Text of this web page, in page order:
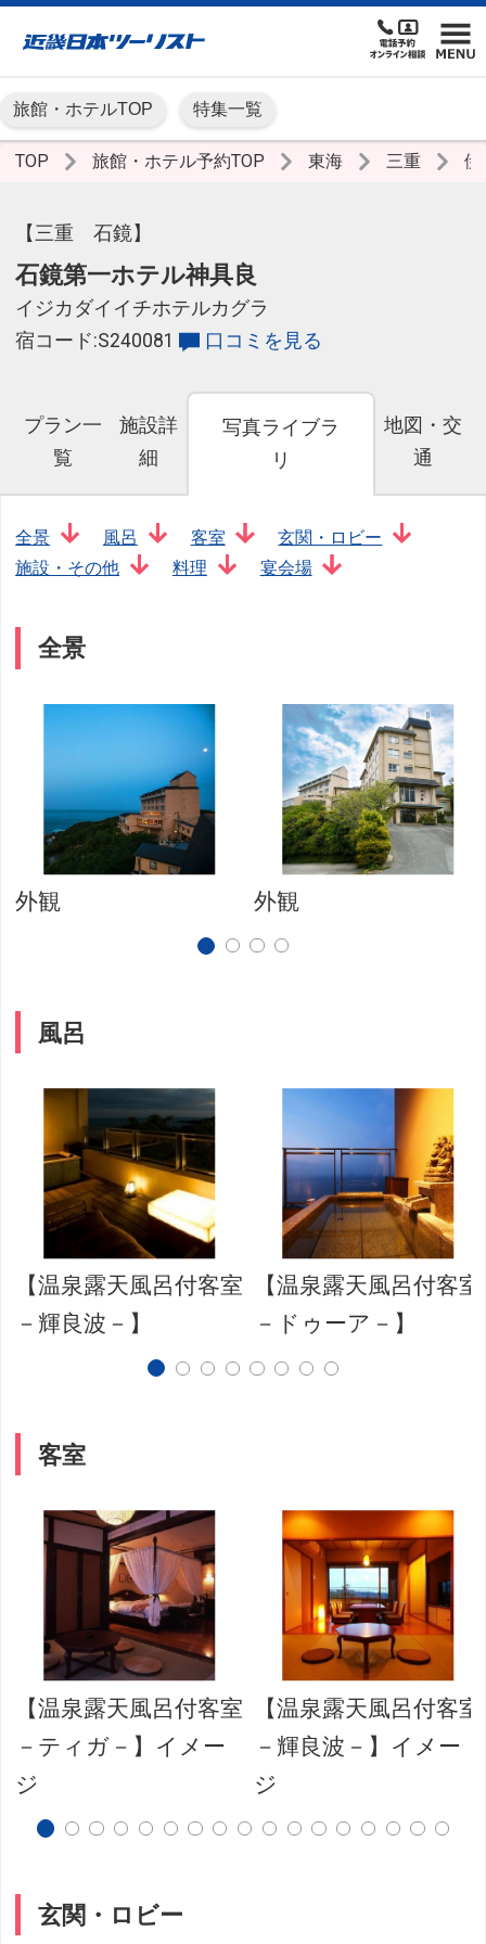
旅館・ホテルTOP 特集一覧
TOP 旅館・ホテル予約TOP 東海 三重
【三重 石鏡】
石鏡第一ホテル神具良
イジカダイイチホテルカグラ
宿コード:S240081
口コミを見る
プラン一
覧
施設詳
細
写真ライブラ
リ
地図・交
通
全景 風呂 客室
玄関・ロビー
施設・その他
料理 宴会場
全景
外観 外観
風呂
【温泉露天風呂付客室
－輝良波－】
【温泉露天風呂付客室
－ドゥーア－】
客室
【温泉露天風呂付客室
－ティガ－】イメー
ジ
【温泉露天風呂付客室
－輝良波－】イメー
ジ
玄関・ロビー